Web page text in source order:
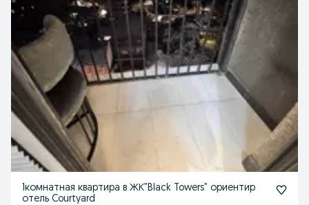
1комнатная квартира в ЖК”Black Towers” ориентир
отель Courtyard